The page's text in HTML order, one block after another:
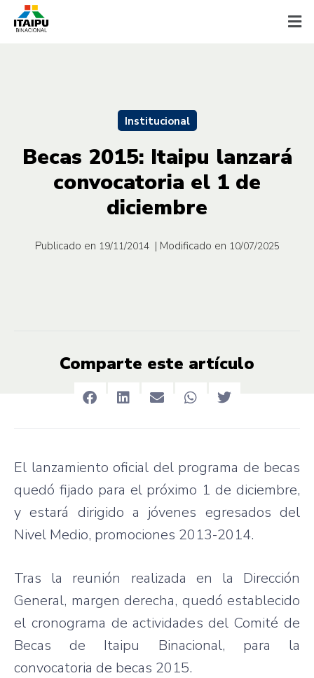
Institucional
Becas 2015: Itaipu lanzará
convocatoria el 1 de
diciembre
Publicado en 19/11/2014 | Modificado en 10/07/2025
Comparte este artículo
El lanzamiento oficial del programa de becas
quedó fijado para el próximo 1 de diciembre,
y estará dirigido a jóvenes egresados del
Nivel Medio, promociones 2013-2014.
Tras la reunión realizada en la Dirección
General, margen derecha, quedó establecido
el cronograma de actividades del Comité de
Becas de Itaipu Binacional, para la
convocatoria de becas 2015.